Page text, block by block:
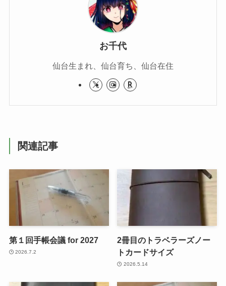
お千代
仙台生まれ、仙台育ち、仙台在住
関連記事
第１回手帳会議 for 2027
2026.7.2
2冊目のトラベラーズノー
トカードサイズ
2026.5.14